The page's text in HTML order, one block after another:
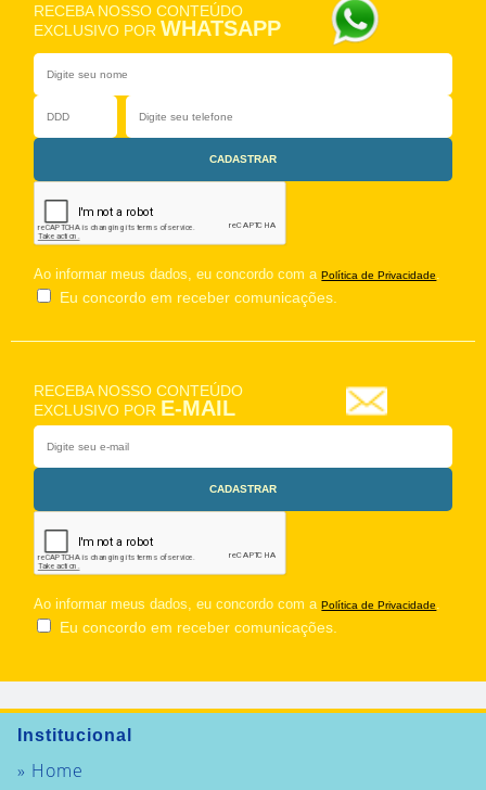
RECEBA NOSSO CONTEÚDO
EXCLUSIVO POR WHATSAPP
Ao informar meus dados, eu concordo com aPolítica de Privacidade.
Eu concordo em receber comunicações.
RECEBA NOSSO CONTEÚDO
EXCLUSIVO POR E-MAIL
Ao informar meus dados, eu concordo com aPolítica de Privacidade
Eu concordo em receber comunicações.
Institucional
» Home